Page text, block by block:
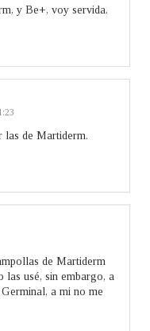
y Be+, voy servida.
las de Martiderm.
de Martiderm
las usé, sin embargo, a
a mi no me